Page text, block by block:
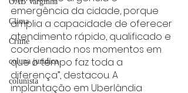
Clima
Crime
coluna juridica
colunista
emergência da cidade, porque
amplia a capacidade de oferecer
atendimento rápido, qualificado e
coordenado nos momentos em
que o tempo faz toda a
diferença”, destacou. A
implantação em Uberlândia